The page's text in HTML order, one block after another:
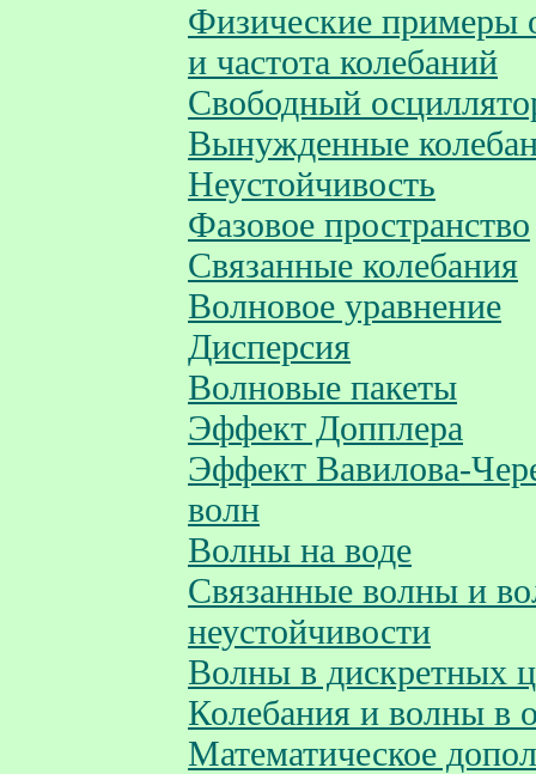
Физические примеры
и частота колебаний
Свободный
Вынужденные
Неустойчивость
Фазовое пространство
Связанные колебания
Волновое уравнение
Дисперсия
Волновые пакеты
Эффект Допплера
Эффект Вавилова-
волн
Волны на воде
Связанные волны и
неустойчивости
Волны в дискретных
Колебания и волны в
Математическое